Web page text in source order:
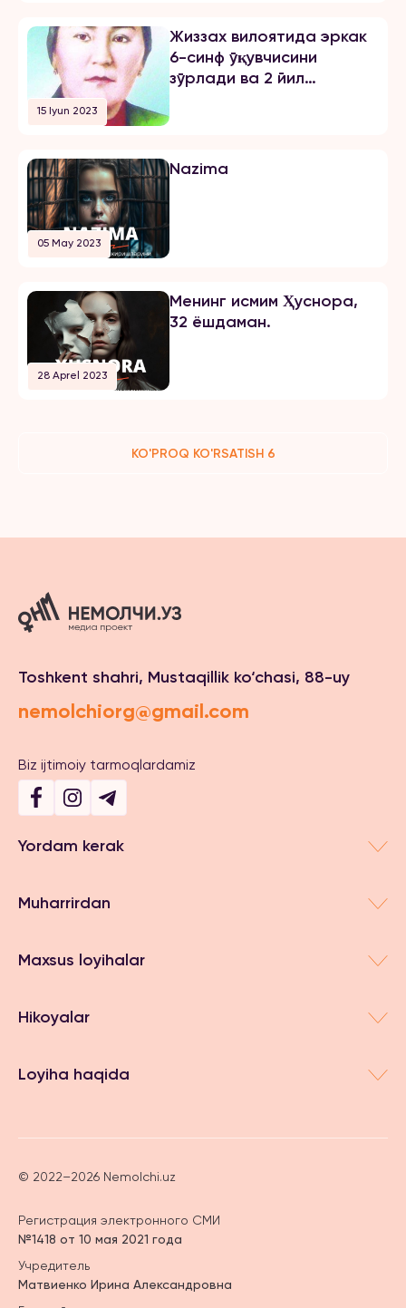
15 Iyun 2023
Жиззах вилоятида эркак
6-синф ўқувчисини
зўрлади ва 2 йил
05 May 2023
Nazima
28 Aprel 2023
Менинг исмим Ҳуснора,
32 ёшдаман.
KO'PROQ KO'RSATISH 6
Toshkent shahri, Mustaqillik ko‘chasi, 88-uy
nemolchiorg@gmail.com
Biz ijtimoiy tarmoqlardamiz
Yordam kerak
Muharrirdan
Maxsus loyihalar
Hikoyalar
Loyiha haqida
© 2022–2026 Nemolchi.uz
Регистрация электронного СМИ
№1418 от 10 мая 2021 года
Учредитель
Матвиенко Ирина Александровна